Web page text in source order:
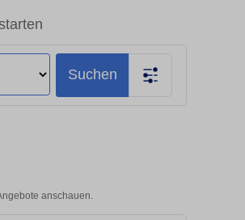
Suchen
anschauen.